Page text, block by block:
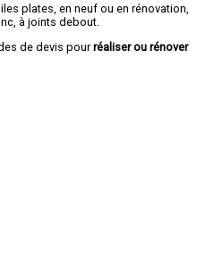
plates, en neuf ou en rénovation,
à joints debout.
de devis pourréaliser ou rénover